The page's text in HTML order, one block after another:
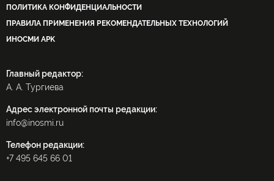
ПОЛИТИКА КОНФИДЕНЦИАЛЬНОСТИ
ПРАВИЛА ПРИМЕНЕНИЯ РЕКОМЕНДАТЕЛЬНЫХ ТЕХНОЛОГИЙ
ИНОСМИ APK
Главный редактор:
А. А. Тургиева
Адрес электронной почты редакции:
info@inosmi.ru
Телефон редакции:
+7 495 645 66 01